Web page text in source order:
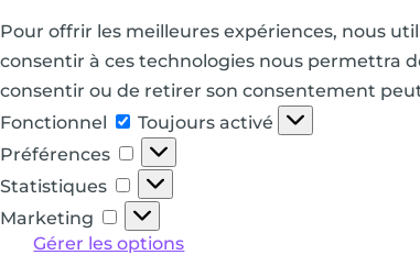
Pour offrir les meilleures expériences, nous
consentir à ces technologies nous permettra
consentir ou de retirer son consentement
Fonctionnel
Fonctionnel
Toujours activé
Préférences
Préférences
Statistiques
Statistiques
Marketing
Marketing
Gérer les options